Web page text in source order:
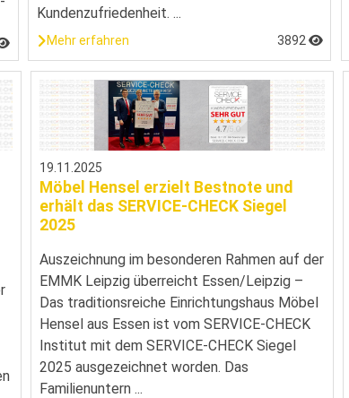
Kundenzufriedenheit. ...
Mehr erfahren 3892
19.11.2025
Möbel Hensel erzielt Bestnote und
erhält das SERVICE-CHECK Siegel
2025
Auszeichnung im besonderen Rahmen auf der
EMMK Leipzig überreicht Essen/Leipzig –
Das traditionsreiche Einrichtungshaus Möbel
Hensel aus Essen ist vom SERVICE-CHECK
Institut mit dem SERVICE-CHECK Siegel
2025 ausgezeichnet worden. Das
Familienuntern ...